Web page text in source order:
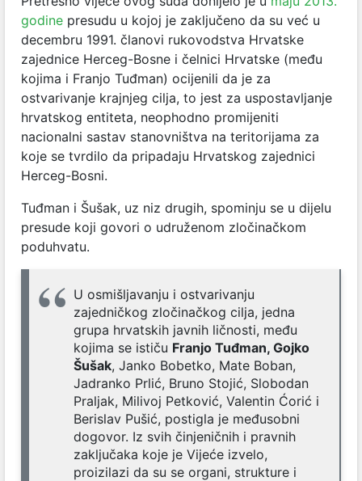
godine presudu u kojoj je zaključeno da su već u
decembru 1991. članovi rukovodstva Hrvatske
zajednice Herceg-Bosne i čelnici Hrvatske (među
kojima i Franjo Tuđman) ocijenili da je za
ostvarivanje krajnjeg cilja, to jest za uspostavljanje
hrvatskog entiteta, neophodno promijeniti
nacionalni sastav stanovništva na teritorijama za
koje se tvrdilo da pripadaju Hrvatskog zajednici
Herceg-Bosni.
Tuđman i Šušak, uz niz drugih, spominju se u dijelu
presude koji govori o udruženom zločinačkom
poduhvatu.
U osmišljavanju i ostvarivanju
zajedničkog zločinačkog cilja, jedna
grupa hrvatskih javnih ličnosti, među
kojima se ističu Franjo Tuđman, Gojko
Šušak, Janko Bobetko, Mate Boban,
Jadranko Prlić, Bruno Stojić, Slobodan
Praljak, Milivoj Petković, Valentin Ćorić i
Berislav Pušić, postigla je međusobni
dogovor. Iz svih činjeničnih i pravnih
zaključaka koje je Vijeće izvelo,
proizilazi da su se organi, strukture i